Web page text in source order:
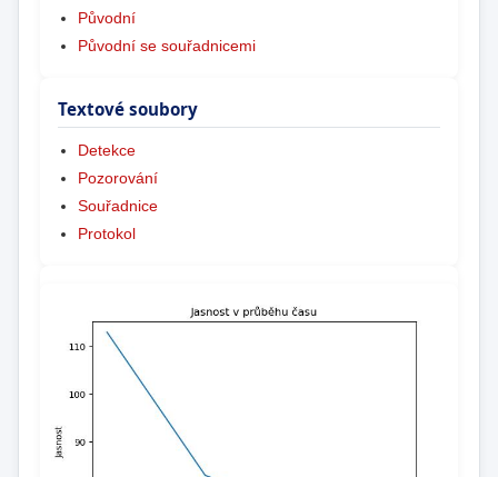
Původní
Původní se souřadnicemi
Textové soubory
Detekce
Pozorování
Souřadnice
Protokol